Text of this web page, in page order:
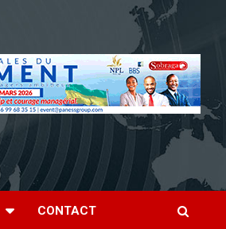
CONTACT